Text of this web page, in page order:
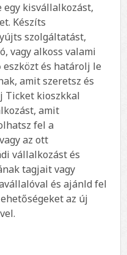
egy kisvállalkozást,
Készíts
szolgáltatást,
vagy alkoss valami
és határolj le
amit szeretsz és
Ticket kioszkkal
amit
fel a
az ott
vállalkozást és
tagjait vagy
és ajánld fel
az új